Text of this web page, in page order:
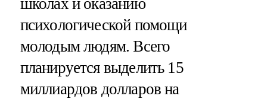
школах и оказанию
психологической помощи
молодым людям. Всего
планируется выделить 15
миллиардов долларов на